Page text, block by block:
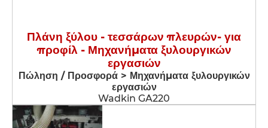
Πλάνη ξύλου - τεσσάρων πλευρών- για
προφίλ - Μηχανήματα ξυλουργικών
εργασιών
Πώληση / Προσφορά > Μηχανήματα ξυλουργικών
εργασιών
Wadkin GA220